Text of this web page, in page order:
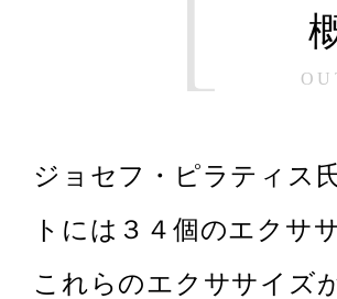
ジョセフ・ピラティス
トには３４個のエクサ
これらのエクササイズ